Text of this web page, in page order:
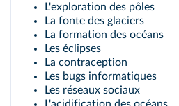
L'exploration des pôles
La fonte des glaciers
La formation des océans
Les éclipses
La contraception
Les bugs informatiques
Les réseaux sociaux
L'acidification des océans